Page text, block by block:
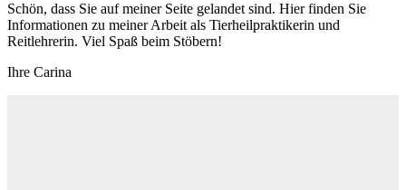
Schön, dass Sie auf meiner Seite gelandet sind. Hier finden Sie
Informationen zu meiner Arbeit als Tierheilpraktikerin und
Reitlehrerin. Viel Spaß beim Stöbern!
Ihre Carina